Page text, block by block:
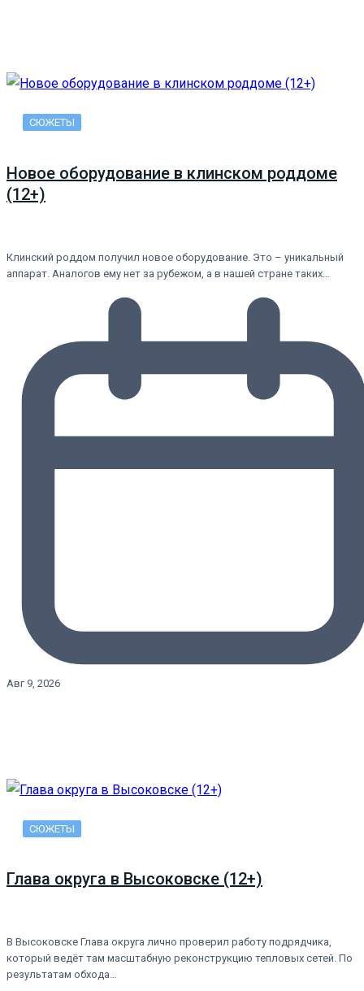
СЮЖЕТЫ
Новое оборудование в клинском роддоме
(12+)
Клинский роддом получил новое оборудование. Это – уникальный
аппарат. Аналогов ему нет за рубежом, а в нашей стране таких…
Авг 9, 2026
СЮЖЕТЫ
Глава округа в Высоковске (12+)
В Высоковске Глава округа лично проверил работу подрядчика,
который ведёт там масштабную реконструкцию тепловых сетей. По
результатам обхода…